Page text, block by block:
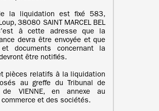
la liquidation est fixé 583,
38080 SAINT MARCEL BEL
à cette adresse que la
devra être envoyée et que
documents concernant la
être notifiés.
pièces relatifs à la liquidation
au greffe du Tribunal de
de VIENNE, en annexe au
commerce et des sociétés.